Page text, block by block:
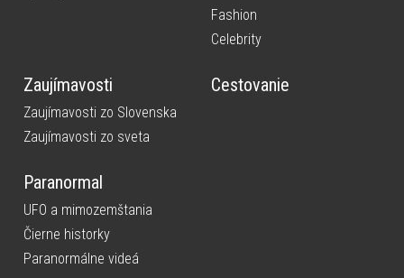
Fashion
Celebrity
Zaujímavosti
Zaujímavosti zo Slovenska
Zaujímavosti zo sveta
Cestovanie
Paranormal
UFO a mimozemštania
Čierne historky
Paranormálne videá